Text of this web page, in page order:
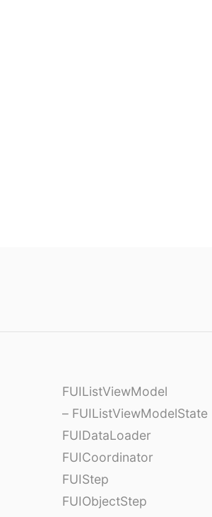
FUIListViewModel
– FUIListViewModelState
FUIDataLoader
FUICoordinator
FUIStep
FUIObjectStep